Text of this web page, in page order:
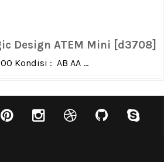
Design ATEM Mini [d3708]
Kondisi : AB AA ...